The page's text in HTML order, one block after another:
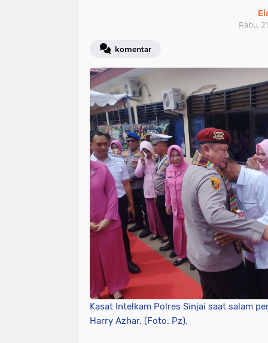
Rabu,
komentar
Kasat Intelkam Polres Sinjai saat salam
Harry Azhar. (Foto: Pz).